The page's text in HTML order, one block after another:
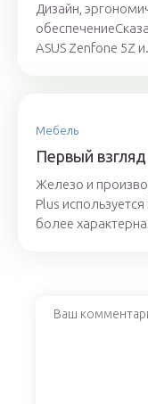
Дизайн,
ASUS Zenfone 5Z
Мебель
Первый
Железо и
Plus
более